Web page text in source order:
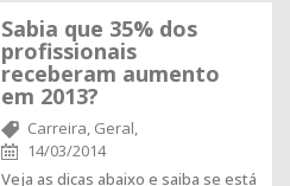
Sabia que 35% dos
profissionais
receberam aumento
em 2013?
Carreira, Geral,
14/03/2014
Veja as dicas abaixo e saiba se está